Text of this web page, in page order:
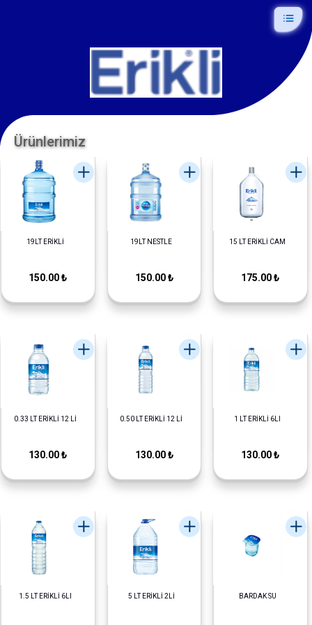
Ürünlerimiz
19LT ERİKLİ
150.00 ₺
19LT NESTLE
150.00 ₺
15 LT ERİKLİ CAM
175.00 ₺
0.33 LT ERİKLİ 12 Lİ
130.00 ₺
0.50 LT ERİKLİ 12 Lİ
130.00 ₺
1 LT ERİKLİ 6LI
130.00 ₺
1.5 LT ERİKLİ 6LI 5 LT ERİKLİ 2Lİ BARDAK SU